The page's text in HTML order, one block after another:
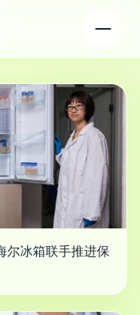
尔冰箱联手推进保